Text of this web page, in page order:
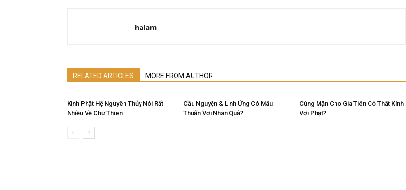
halam
RELATED ARTICLES MORE FROM AUTHOR
Kinh Phật Hệ Nguyên Thủy Nói Rất
Nhiều Về Chư Thiên
Cầu Nguyện & Linh Ứng Có Mâu
Thuẫn Với Nhân Quả?
Cúng Mặn Cho Gia Tiên Có Thất Kính
Với Phật?